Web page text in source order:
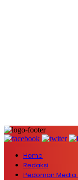
Home
Redaksi
Pedoman Media